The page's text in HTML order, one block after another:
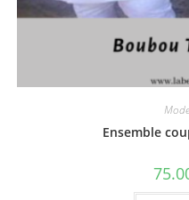
Ensemble